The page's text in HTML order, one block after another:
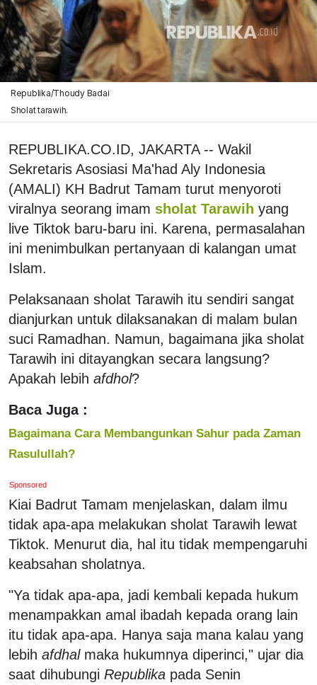
Republika/Thoudy Badai
Sholat tarawih.
REPUBLIKA.CO.ID, JAKARTA -- Wakil
Sekretaris Asosiasi Ma'had Aly Indonesia
(AMALI) KH Badrut Tamam turut menyoroti
viralnya seorang imam sholat Tarawih yang
live Tiktok baru-baru ini. Karena, permasalahan
ini menimbulkan pertanyaan di kalangan umat
Islam.
Pelaksanaan sholat Tarawih itu sendiri sangat
dianjurkan untuk dilaksanakan di malam bulan
suci Ramadhan. Namun, bagaimana jika sholat
Tarawih ini ditayangkan secara langsung?
Apakah lebih afdhol?
Baca Juga :
Bagaimana Cara Membangunkan Sahur pada Zaman
Rasulullah?
Sponsored
Kiai Badrut Tamam menjelaskan, dalam ilmu
tidak apa-apa melakukan sholat Tarawih lewat
Tiktok. Menurut dia, hal itu tidak mempengaruhi
keabsahan sholatnya.
"Ya tidak apa-apa, jadi kembali kepada hukum
menampakkan amal ibadah kepada orang lain
itu tidak apa-apa. Hanya saja mana kalau yang
lebih afdhalmaka hukumnya diperinci," ujar dia
saat dihubungi Republika pada Senin